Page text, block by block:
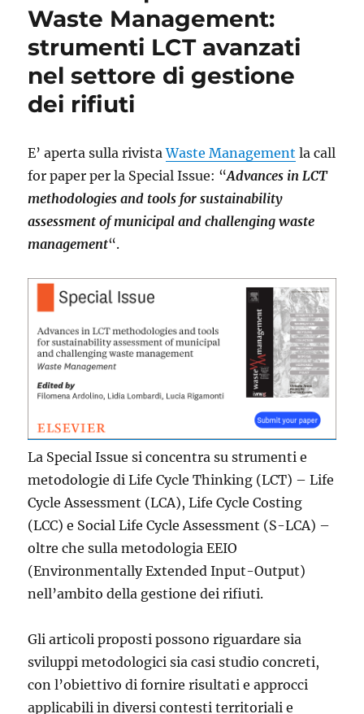
studio
sull’impiego
di
stradali
Waste Management:
strumenti LCT avanzati
nel settore di gestione
dei rifiuti
E’ aperta sulla rivistaWaste Management la call
for paper per la Special Issue: “Advances in LCT
methodologies and tools for sustainability
assessment of municipal and challenging waste
management“.
La Special Issue si concentra su strumenti e
metodologie di Life Cycle Thinking (LCT) – Life
Cycle Assessment (LCA), Life Cycle Costing
(LCC) e Social Life Cycle Assessment (S-LCA) –
oltre che sulla metodologia EEIO
(Environmentally Extended Input-Output)
nell’ambito della gestione dei rifiuti.
Gli articoli proposti possono riguardare sia
sviluppi metodologici sia casi studio concreti,
con l’obiettivo di fornire risultati e approcci
applicabili in diversi contesti territoriali e